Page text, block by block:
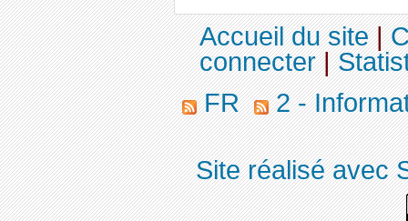
Accueil du site|
connecter|
FR
2 -
Site réalisé avec